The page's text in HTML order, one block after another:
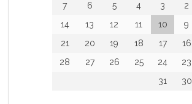
2
3
4
5
6
7
9
10
11
12
13
14
16
17
18
19
20
21
23
24
25
26
27
28
30
31